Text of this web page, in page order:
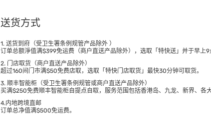
送货方式
1. 送货到府（受卫生署条例规管产品除外 ）
订单总额淨值满$399免运费（商户直送产品除外），选取「特快送」并于早上9
2. 门店取货（商户直送产品除外）
超过160间门市满$50免费店取，选取「特快门店取货」最快30分钟可取货。
3. 顺丰智能柜（受卫生署条例规管或商户直送产品除外）
买满$250免费顺丰智能柜自提点自取，服务范围包括香港岛、九龙、新界、各
4.内地跨境直邮
订单总净值满$500免运费。